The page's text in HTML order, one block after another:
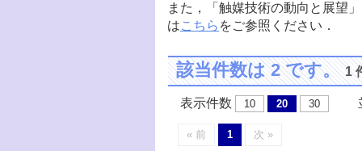
また，「触媒技術の動向と展望
はこちら をご参照ください．
該当件数は 2 です。1
表示件数 10 20 30 並
« 前 1 次 »